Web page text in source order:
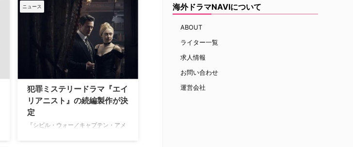
し、謎の連続猟奇殺人と腐敗したNY
に渦巻く凶気に挑む最新サイコスリラ
ー『エイリアニスト NY殺人ファイ
ル』のDVDがNBCユニバーサル・エン
ターテイメントより本日4月24日
（水）にリリースされる。本作の日本
語吹替え版を担当した内田夕夜さん、
東地宏樹さんの…
ニュース
犯罪ミステリードラマ『エイ
リアニスト』の続編製作が決
定
『シビル・ウォー／キャプテン・アメ
海外ドラマNAVIについて
ABOUT
ライター一覧
求人情報
お問い合わせ
運営会社